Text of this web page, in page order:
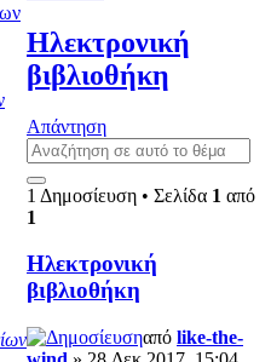
Ηλεκτρονική
βιβλιοθήκη
Απάντηση
1 Δημοσίευση • Σελίδα 1 από
1
Ηλεκτρονική
βιβλιοθήκη
από like-the-